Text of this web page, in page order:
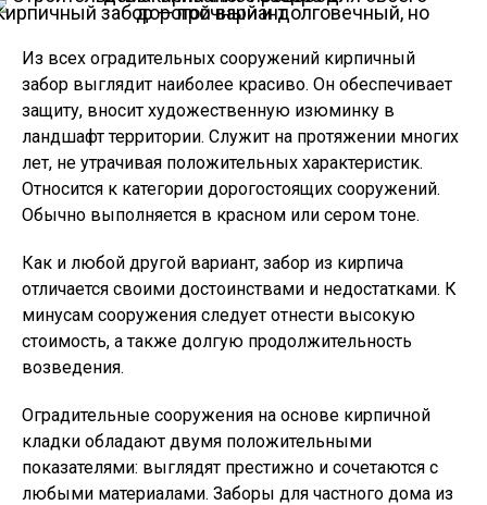
Кирпичный забор — прочный и долговечный, но дорогой вариант
Из всех оградительных сооружений кирпичный
забор выглядит наиболее красиво. Он обеспечивает
защиту, вносит художественную изюминку в
ландшафт территории. Служит на протяжении многих
лет, не утрачивая положительных характеристик.
Относится к категории дорогостоящих сооружений.
Обычно выполняется в красном или сером тоне.
Как и любой другой вариант, забор из кирпича
отличается своими достоинствами и недостатками. К
минусам сооружения следует отнести высокую
стоимость, а также долгую продолжительность
возведения.
Оградительные сооружения на основе кирпичной
кладки обладают двумя положительными
показателями: выглядят престижно и сочетаются с
любыми материалами. Заборы для частного дома из